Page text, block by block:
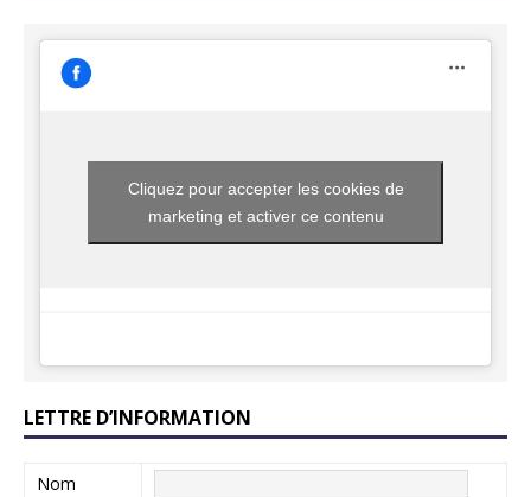
Cliquez pour accepter les cookies de
marketing et activer ce contenu
LETTRE D’INFORMATION
Nom